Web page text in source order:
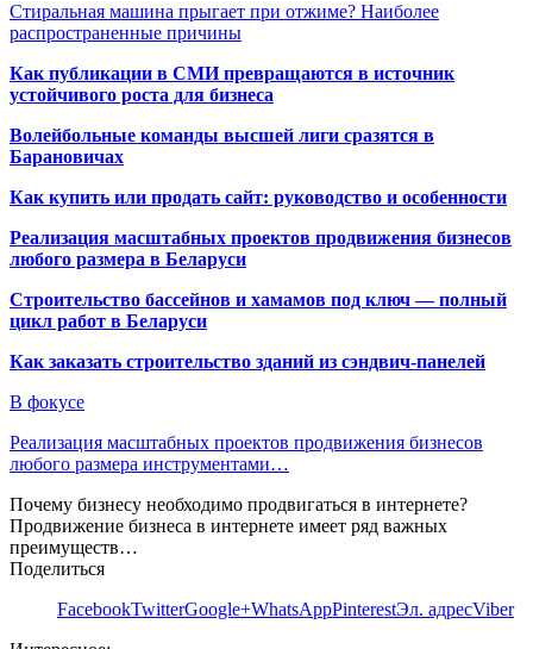
Стиральная машина прыгает при отжиме? Наиболее
распространенные причины
Как публикации в СМИ превращаются в источник
устойчивого роста для бизнеса
Волейбольные команды высшей лиги сразятся в
Барановичах
Как купить или продать сайт: руководство и особенности
Реализация масштабных проектов продвижения бизнесов
любого размера в Беларуси
Строительство бассейнов и хамамов под ключ — полный
цикл работ в Беларуси
Как заказать строительство зданий из сэндвич-панелей
В фокусе
Реализация масштабных проектов продвижения бизнесов
любого размера инструментами…
Почему бизнесу необходимо продвигаться в интернете?
Продвижение бизнеса в интернете имеет ряд важных
преимуществ…
Поделиться
FacebookTwitterGoogle+WhatsAppPinterestЭл. адресViber